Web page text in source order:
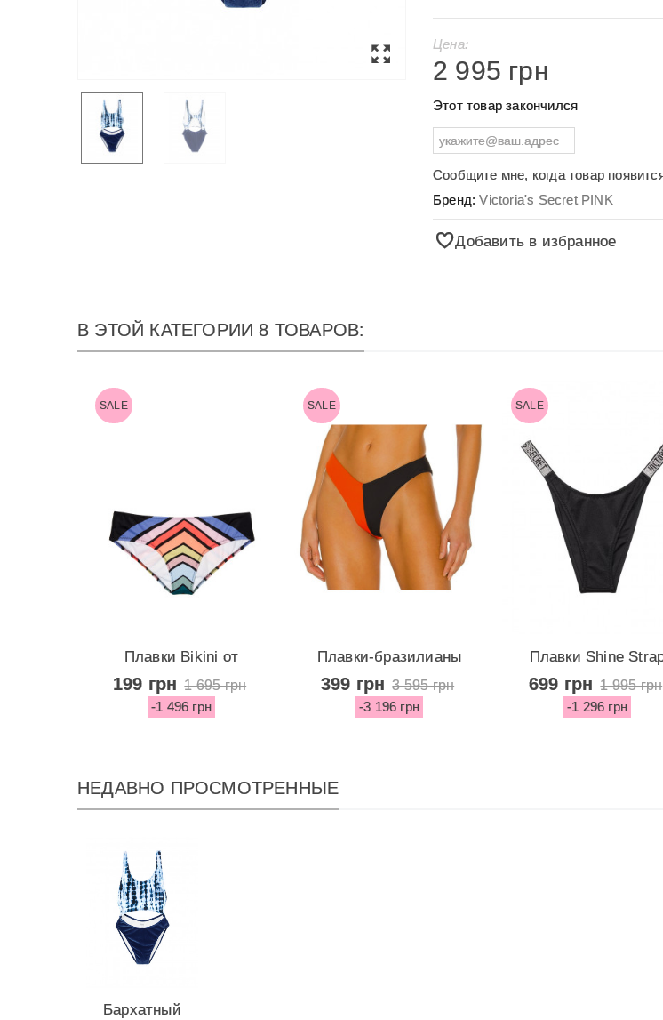
Цена:
2 995 грн
Этот товар закончился
Сообщите мне, когда товар
Бренд:Victoria's Secret PINK
Добавить в избранное
В ЭТОЙ КАТЕГОРИИ 8 ТОВАРОВ:
SALE
Плавки Bikini от
Victoria's...
199 грн 1 695 грн
-1 496 грн
SALE
Плавки-бразилианы
Asymmetric...
399 грн 3 595 грн
-3 196 грн
SALE
Плавки Shine
Escondido...
699 грн 1 995 грн
-1 296 грн
НЕДАВНО ПРОСМОТРЕННЫЕ
Бархатный